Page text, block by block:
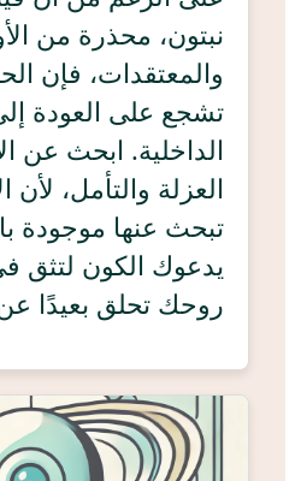
نبتون، محذرة من
والمعتقدات، فإن
تشجع على العودة
الداخلية. ابحث عن
العزلة والتأمل، لأن
تبحث عنها موجودة
يدعوك الكون
روحك تحلق بعيدًا